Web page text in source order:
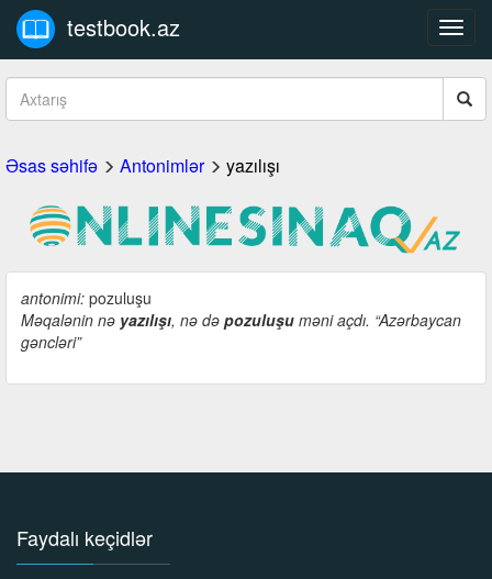
testbook.az
Əsas səhifə Antonimlər yazılışı
antonimi: pozuluşu
Məqalənin nə yazılışı, nə də pozuluşu məni açdı. “Azərbaycan
gəncləri”
Faydalı keçidlər